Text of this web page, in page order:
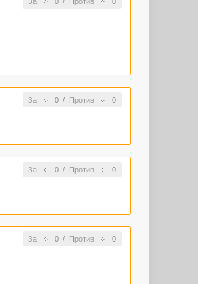
За 0/ Против 0
За 0/ Против 0
За 0/ Против 0